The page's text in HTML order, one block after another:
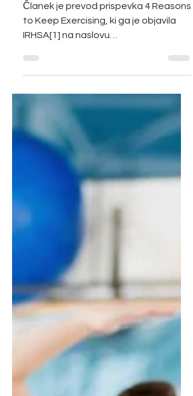
Članek je prevod prispevka 4 Reasons
to Keep Exercising, ki ga je objavila